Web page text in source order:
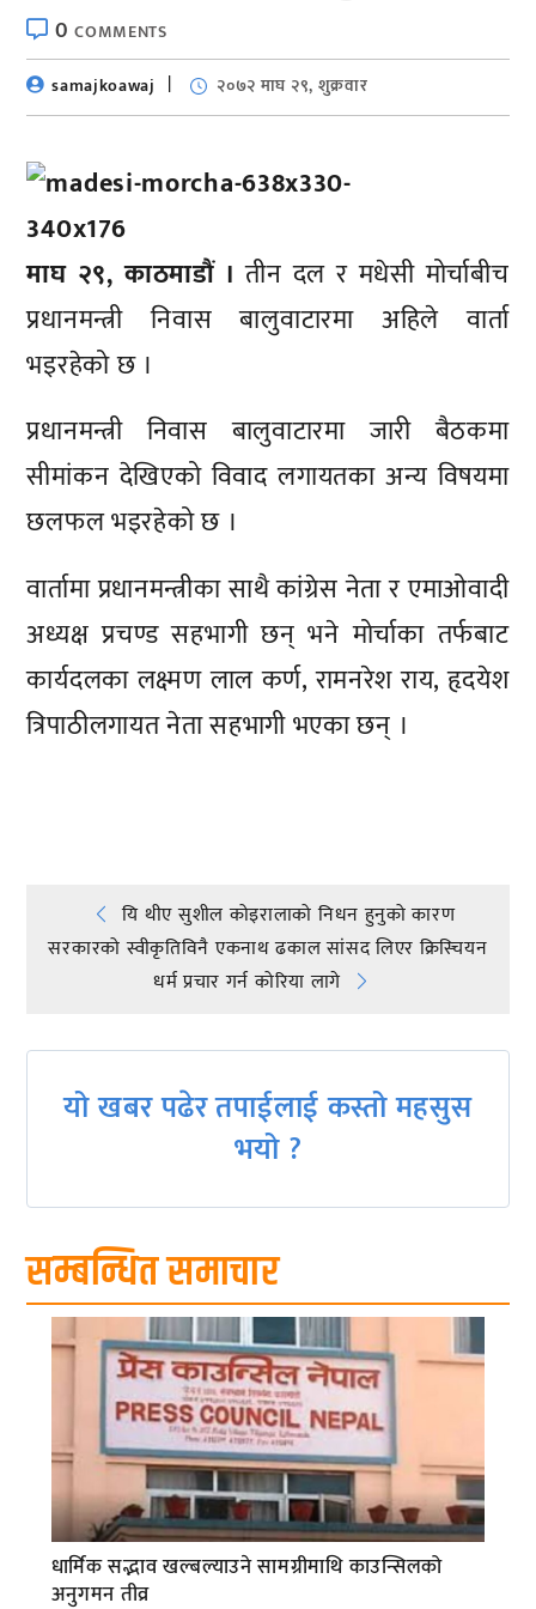
0COMMENTS
samajkoawaj
२०७२ माघ २९, शुक्रवार
माघ २९, काठमाडौं । तीन दल र मधेसी मोर्चाबीच
प्रधानमन्त्री निवास बालुवाटारमा अहिले वार्ता
भइरहेको छ ।
प्रधानमन्त्री निवास बालुवाटारमा जारी बैठकमा
सीमांकन देखिएको विवाद लगायतका अन्य विषयमा
छलफल भइरहेको छ ।
वार्तामा प्रधानमन्त्रीका साथै कांग्रेस नेता र एमाओवादी
अध्यक्ष प्रचण्ड सहभागी छन् भने मोर्चाका तर्फबाट
कार्यदलका लक्ष्मण लाल कर्ण, रामनरेश राय, हृदयेश
त्रिपाठीलगायत नेता सहभागी भएका छन् ।
Post
navigation
यि थीए सुशील कोइरालाको निधन हुनुको कारण
सरकारको स्वीकृतिविनै एकनाथ ढकाल सांसद लिएर क्रिस्चियन
धर्म प्रचार गर्न कोरिया लागे
यो खबर पढेर तपाईलाई कस्तो महसुस
भयो ?
सम्बन्धित समाचार
धार्मिक सद्भाव खल्बल्याउने सामग्रीमाथि काउन्सिलको
अनुगमन तीव्र